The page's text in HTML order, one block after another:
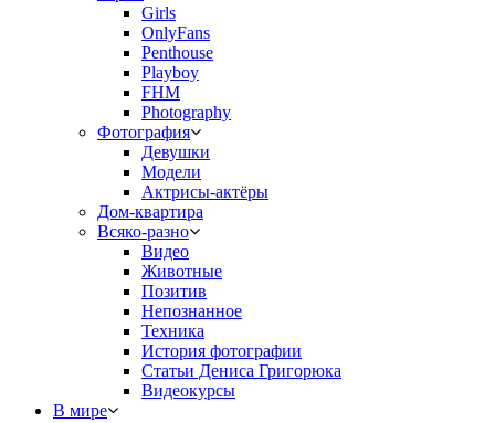
Girls
OnlyFans
Penthouse
Playboy
FHM
Photography
Фотография
Девушки
Модели
Актрисы-актёры
Дом-квартира
Всяко-разно
Видео
Животные
Позитив
Непознанное
Техника
История фотографии
Статьи Дениса Григорюка
Видеокурсы
В мире